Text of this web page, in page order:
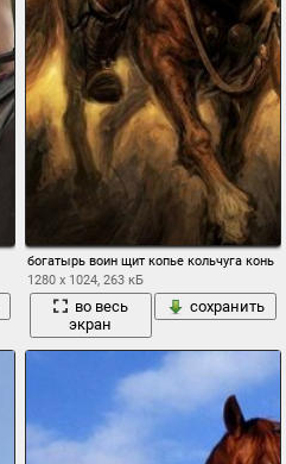
богатырь воин щит копье кольчуга конь
1280 x 1024, 263 кБ
во весь
экран
сохранить